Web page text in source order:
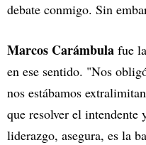
debate conmigo. Sin
Marcos Carámbula fue
en ese sentido. "Nos
nos estábamos
que resolver el intendente
liderazgo, asegura, es la